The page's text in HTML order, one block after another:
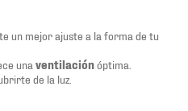
un mejor ajuste a la forma de tu
una ventilaciónóptima.
de la luz.